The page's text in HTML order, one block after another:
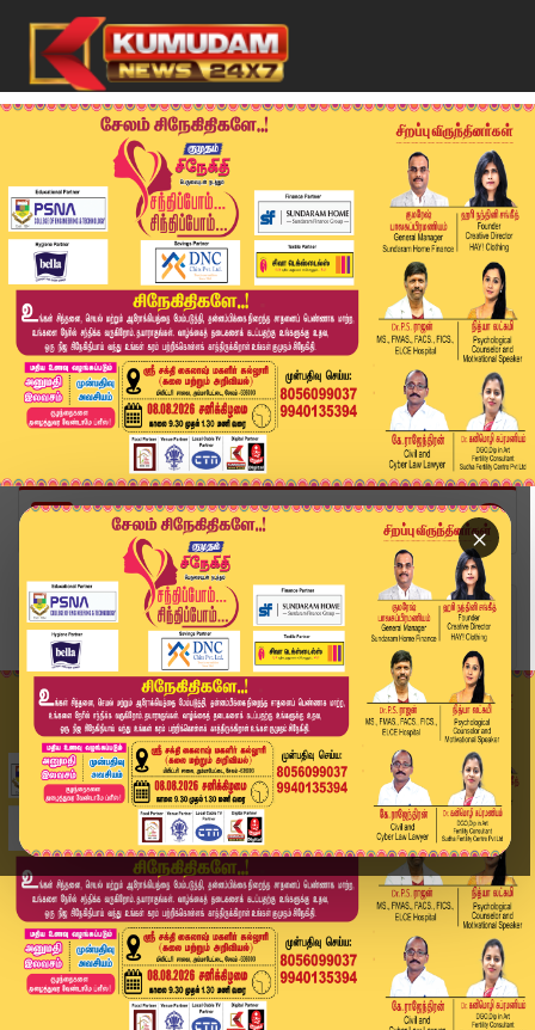
×
Home
வீடியோ ஸ்டோரி
🔴LIVE : Joseph Vijay | ‘ஜோசப் விஜய் எனும் நான்...